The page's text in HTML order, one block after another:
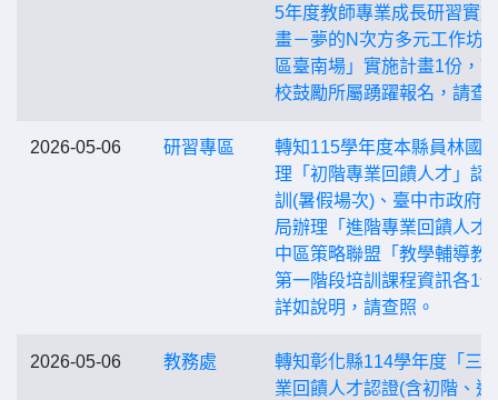
5年度教師專業成長研習實
畫－夢的N次方多元工作坊
區臺南場」實施計畫1份，
校鼓勵所屬踴躍報名，請查
2026-05-06 研習專區
轉知115學年度本縣員林國
理「初階專業回饋人才」認
訓(暑假場次)、臺中市政府
局辦理「進階專業回饋人才
中區策略聯盟「教學輔導教
第一階段培訓課程資訊各1
詳如說明，請查照。
2026-05-06 教務處
轉知彰化縣114學年度「三
業回饋人才認證(含初階、進